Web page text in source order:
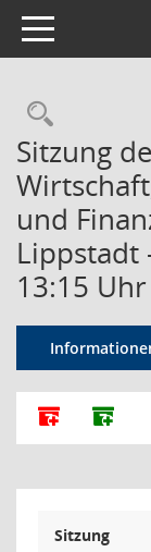
Toggle navigation
Sitzung
und
Lippstadt
13:15 Uhr
Alle
Sitzung